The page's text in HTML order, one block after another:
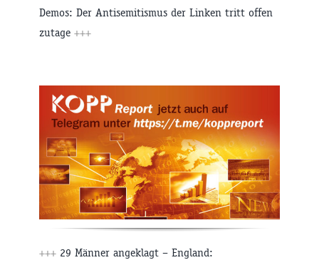
Demos: Der Antisemitismus der Linken tritt offen
zutage +++
+++ 29 Männer angeklagt – England: